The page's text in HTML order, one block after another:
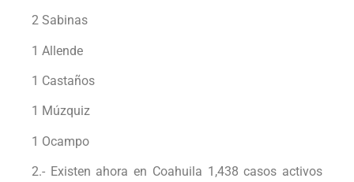
2 Sabinas
1 Allende
1 Castaños
1 Múzquiz
1 Ocampo
2.- Existen ahora en Coahuila 1,438 casos activos